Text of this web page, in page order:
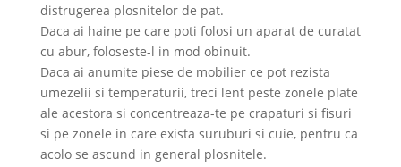
distrugerea plosnitelor de pat.
Daca ai haine pe care poti folosi un aparat de curatat
cu abur, foloseste-l in mod obinuit.
Daca ai anumite piese de mobilier ce pot rezista
umezelii si temperaturii, treci lent peste zonele plate
ale acestora si concentreaza-te pe crapaturi si fisuri
si pe zonele in care exista suruburi si cuie, pentru ca
acolo se ascund in general plosnitele.